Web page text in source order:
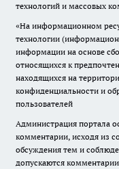
технологий и массовых
«На информационном
технологии
информации на основе
относящихся к
находящихся на
конфиденциальности и
пользователей
Администрация портала
комментарии, исходя из
обсуждения тем и
допускаются